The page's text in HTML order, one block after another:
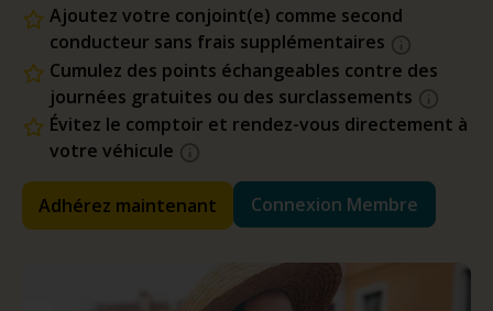
Ajoutez votre conjoint(e) comme second
conducteur sans frais supplémentaires
Cumulez des points échangeables contre des
journées gratuites ou des surclassements
Évitez le comptoir et rendez-vous directement à
votre véhicule
Adhérez maintenant Connexion Membre